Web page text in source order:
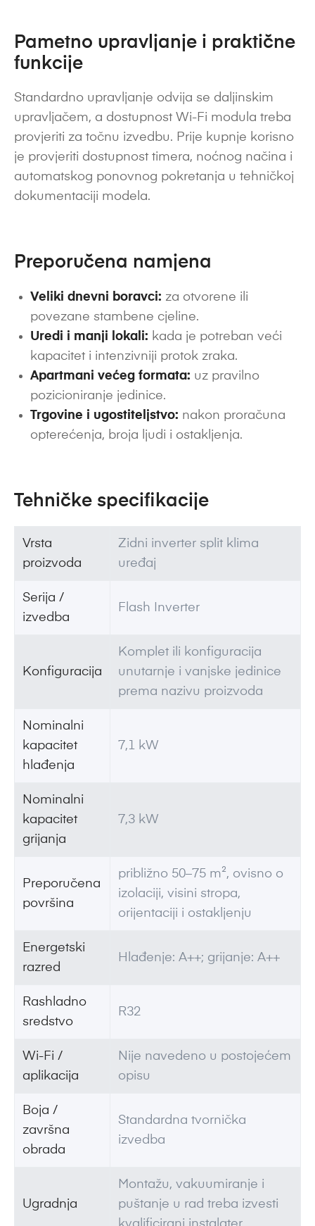
Pametno upravljanje i praktične
funkcije
Standardno upravljanje odvija se daljinskim
upravljačem, a dostupnost Wi-Fi modula treba
provjeriti za točnu izvedbu. Prije kupnje korisno
je provjeriti dostupnost timera, noćnog načina i
automatskog ponovnog pokretanja u tehničkoj
dokumentaciji modela.
Preporučena namjena
Veliki dnevni boravci: za otvorene ili
povezane stambene cjeline.
Uredi i manji lokali: kada je potreban veći
kapacitet i intenzivniji protok zraka.
Apartmani većeg formata: uz pravilno
pozicioniranje jedinice.
Trgovine i ugostiteljstvo: nakon proračuna
opterećenja, broja ljudi i ostakljenja.
Tehničke specifikacije
Vrsta
proizvoda
Zidni inverter split klima
uređaj
Serija /
izvedba
Flash Inverter
Konfiguracija
Komplet ili konfiguracija
unutarnje i vanjske jedinice
prema nazivu proizvoda
Nominalni
kapacitet
hlađenja
7,1 kW
Nominalni
kapacitet
grijanja
7,3 kW
Preporučena
površina
približno 50–75 m², ovisno o
izolaciji, visini stropa,
orijentaciji i ostakljenju
Energetski
razred
Hlađenje: A++; grijanje: A++
Rashladno
sredstvo
R32
Wi-Fi /
aplikacija
Nije navedeno u postojećem
opisu
Boja /
završna
obrada
Standardna tvornička
izvedba
Ugradnja
Montažu, vakuumiranje i
puštanje u rad treba izvesti